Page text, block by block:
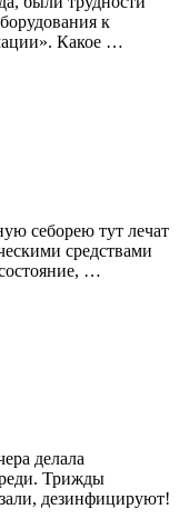
к
Какое …
себорею тут лечат
средствами
…
делала
Трижды
дезинфицируют!